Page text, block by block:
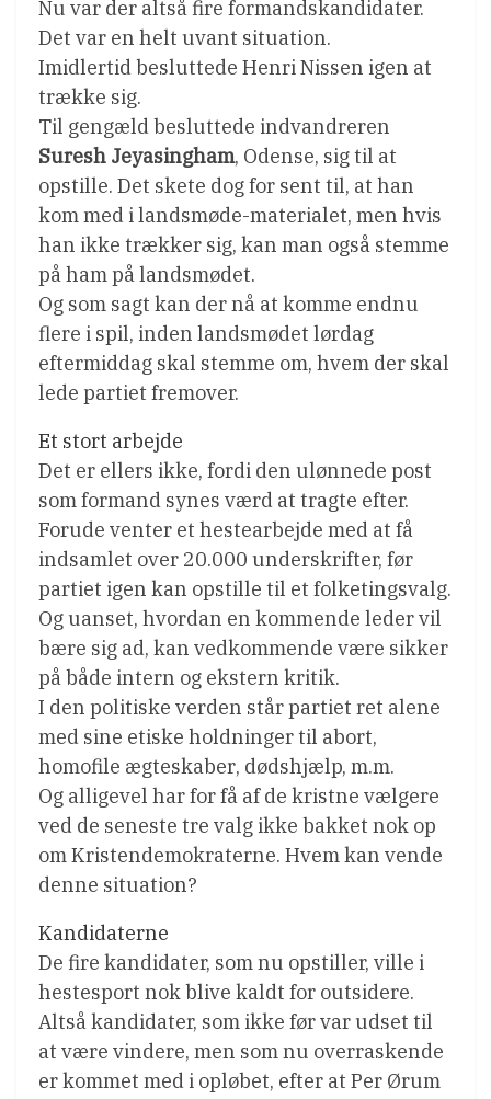
Nu var der altså fire formandskandidater.
Det var en helt uvant situation.
Imidlertid besluttede Henri Nissen igen at
trække sig.
Til gengæld besluttede indvandreren
Suresh Jeyasingham, Odense, sig til at
opstille. Det skete dog for sent til, at han
kom med i landsmøde-materialet, men hvis
han ikke trækker sig, kan man også stemme
på ham på landsmødet.
Og som sagt kan der nå at komme endnu
flere i spil, inden landsmødet lørdag
eftermiddag skal stemme om, hvem der skal
lede partiet fremover.
Et stort arbejde
Det er ellers ikke, fordi den ulønnede post
som formand synes værd at tragte efter.
Forude venter et hestearbejde med at få
indsamlet over 20.000 underskrifter, før
partiet igen kan opstille til et folketingsvalg.
Og uanset, hvordan en kommende leder vil
bære sig ad, kan vedkommende være sikker
på både intern og ekstern kritik.
I den politiske verden står partiet ret alene
med sine etiske holdninger til abort,
homofile ægteskaber, dødshjælp, m.m.
Og alligevel har for få af de kristne vælgere
ved de seneste tre valg ikke bakket nok op
om Kristendemokraterne. Hvem kan vende
denne situation?
Kandidaterne
De fire kandidater, som nu opstiller, ville i
hestesport nok blive kaldt for outsidere.
Altså kandidater, som ikke før var udset til
at være vindere, men som nu overraskende
er kommet med i opløbet, efter at Per Ørum